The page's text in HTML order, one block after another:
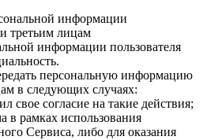
информации
третьим лицам
информации пользователя
персональную информацию
в следующих случаях:
свое согласие на такие действия;
в рамках использования
Сервиса, либо для оказания